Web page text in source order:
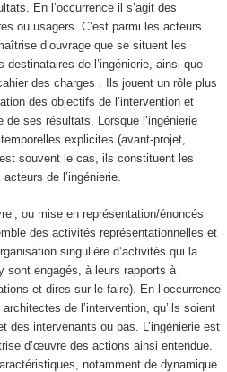
. En l’occurrence il s’agit des
ou usagers. C’est parmi les acteurs
d’ouvrage que se situent les
destinataires de l’ingénierie, ainsi que
des charges . Ils jouent un rôle plus
des objectifs de l’intervention et
de ses résultats. Lorsque l’ingénierie
explicites (avant-projet,
souvent le cas, ils constituent les
acteurs de l’ingénierie.
, ou mise en représentation/énoncés
des activités représentationnelles et
singulière d’activités qui la
sont engagés, à leurs rapports à
et dires sur le faire). En l’occurrence
de l’intervention, qu’ils soient
des intervenants ou pas. L’ingénierie est
d’œuvre des actions ainsi entendue.
notamment de dynamique